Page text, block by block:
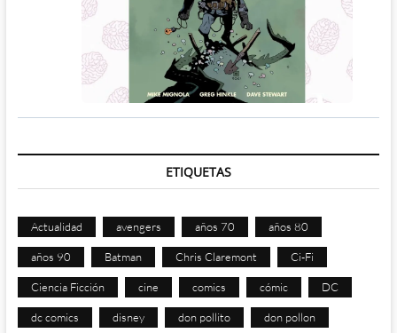
ETIQUETAS
Actualidad avengers años 70 años 80
años 90 Batman Chris Claremont Ci-Fi
Ciencia Ficción cine comics cómic DC
dc comics disney don pollito don pollon